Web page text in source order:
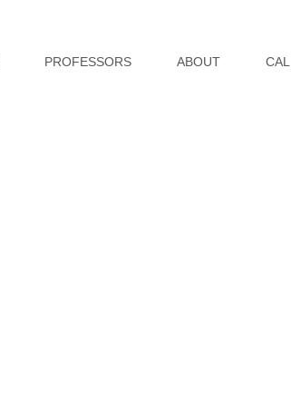
PROFESSORS ABOUT